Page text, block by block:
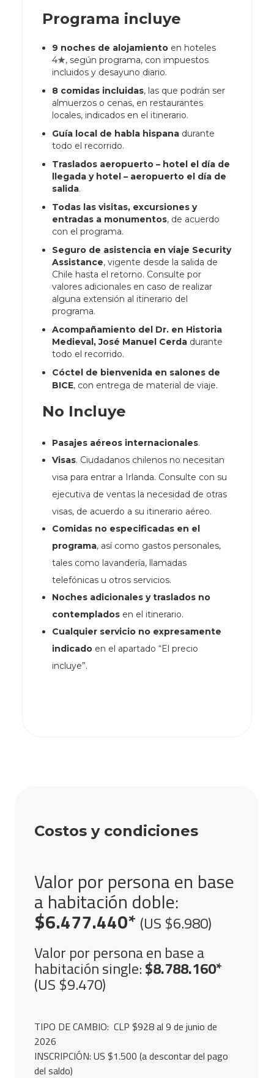
Programa incluye
9 noches de alojamientoen hoteles
4★, según programa, con impuestos
incluidos y desayuno diario.
8 comidas incluidas, las que podrán ser
almuerzos o cenas, en restaurantes
locales, indicados en el itinerario.
Guía local de habla hispanadurante
todo el recorrido.
Traslados aeropuerto – hotel el día de
llegada y hotel – aeropuerto el día de
salida.
Todas las visitas, excursiones y
entradas a monumentos, de acuerdo
con el programa.
Seguro de asistencia en viaje Security
Assistance, vigente desde la salida de
Chile hasta el retorno. Consulte por
valores adicionales en caso de realizar
alguna extensión al itinerario del
programa.
Acompañamiento del Dr. en Historia
Medieval, José Manuel Cerdadurante
todo el recorrido.
Cóctel de bienvenida en salones de
BICE, con entrega de material de viaje.
No Incluye
Pasajes aéreos internacionales.
Visas. Ciudadanos chilenos no necesitan
visa para entrar a Irlanda. Consulte con su
ejecutiva de ventas la necesidad de otras
visas, de acuerdo a su itinerario aéreo.
Comidas no especificadas en el
programa, así como gastos personales,
tales como lavandería, llamadas
telefónicas u otros servicios.
Noches adicionales y traslados no
contempladosen el itinerario.
Cualquier servicio no expresamente
indicadoen el apartado “El precio
incluye”.
Costos y condiciones
Valor por persona en base
a habitación doble:
$6.477.440* (US $6.980)
Valor por persona en base a
habitación single:$8.788.160*
(US $9.470)
TIPO DE CAMBIO: CLP $928 al 9 de junio de
2026
INSCRIPCIÓN: US $1.500 (a descontar del pago
del saldo)